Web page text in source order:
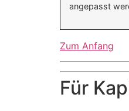
angepasst
Zum Anfang
Für